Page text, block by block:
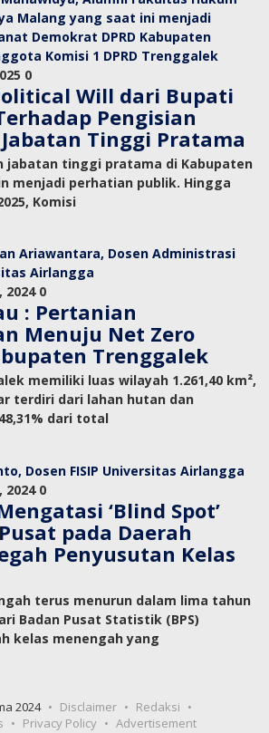
0
Will dari Bupati
Pengisian
Tinggi Pratama
jabatan tinggi pratama di Kabupaten
menjadi perhatian publik. Hingga
Komisi
2024 0
: Pertanian
Menuju Net Zero
Trenggalek
memiliki luas wilayah 1.261,40 km²,
terdiri dari lahan hutan dan
dari total
2024 0
‘Blind Spot’
pada Daerah
Penyusutan Kelas
terus menurun dalam lima tahun
Badan Pusat Statistik (BPS)
kelas menengah yang
2024 Disclaimer
Redaksi
Privacy Policy Advertisement